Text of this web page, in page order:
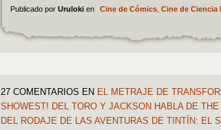
Publicado por Uruloki en Cine de Cómics, Cine de Ciencia
27 COMENTARIOS EN EL METRAJE DE
SHOWEST! DEL TORO Y JACKSON HABLA DE
DEL RODAJE DE LAS AVENTURAS DE TINTÍN: EL